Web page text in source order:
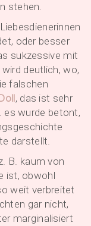
stehen.
oder besser
sukzessive mit
deutlich, wo,
falschen
, das ist sehr
es wurde betont,
darstellt.
B. kaum von
ist, obwohl
weit verbreitet
gar nicht,
marginalisiert